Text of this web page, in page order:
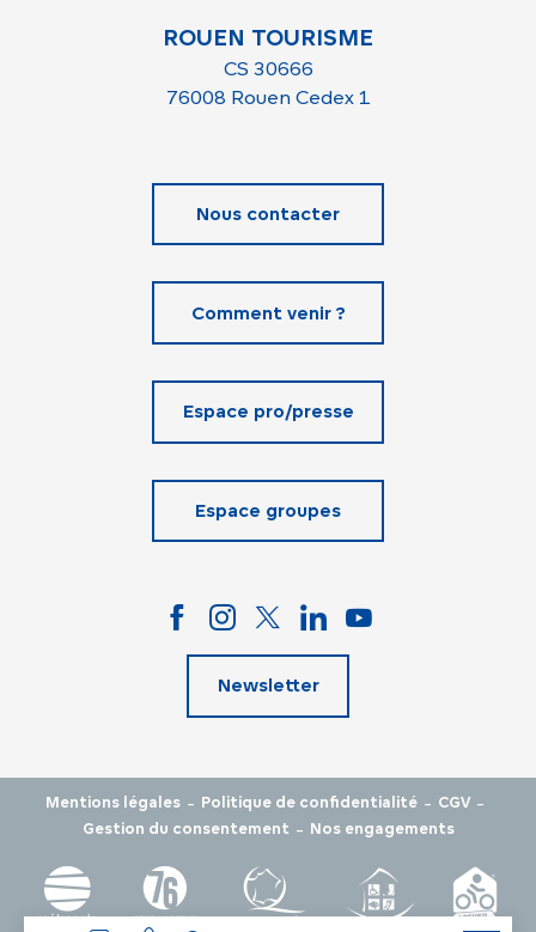
ROUEN TOURISME
CS 30666
76008 Rouen Cedex 1
Nous contacter
Comment venir ?
Espace pro/presse
Espace groupes
Newsletter
Mentions légales - Politique de confidentialité - CGV -
Gestion du consentement - Nos engagements